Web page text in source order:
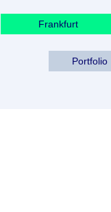
Frankfurt
Portfolio